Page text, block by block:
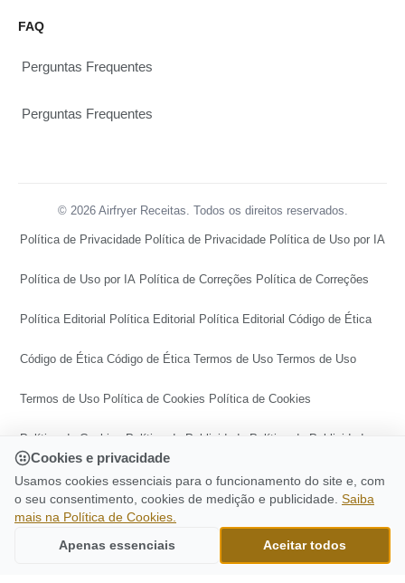
FAQ
Perguntas Frequentes
Perguntas Frequentes
© 2026 Airfryer Receitas. Todos os direitos reservados.
Política de Privacidade Política de Privacidade Política de Uso por IA
Política de Uso por IA Política de Correções Política de Correções
Política Editorial Política Editorial Política Editorial Código de Ética
Código de Ética Código de Ética Termos de Uso Termos de Uso
Termos de Uso Política de Cookies Política de Cookies
Política de Cookies Política de Publicidade Política de Publicidade
Política de Publicidade Central de Transparência
Central de Transparência Central de Transparência
Ir para o topo
Cookies e privacidade
Usamos cookies essenciais para o funcionamento do site e, com
o seu consentimento, cookies de medição e publicidade. Saiba
mais na Política de Cookies.
Apenas essenciais Aceitar todos
CONTINUE LENDO
Pão De Banana Na Airfryer: Receita Deliciosa
E Fácil De Fazer